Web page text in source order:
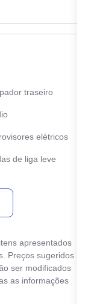
traseiro
elétricos
de liga leve
traseiro
elétricas
elétricos
com Regulagem
apresentados
Preços sugeridos
ser modificados
as informações